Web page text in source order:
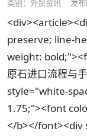
类别： 外贸资讯 发布
preserve; line-
weight:
原石进口流程与
style="white-
1.75;"><font
</b></